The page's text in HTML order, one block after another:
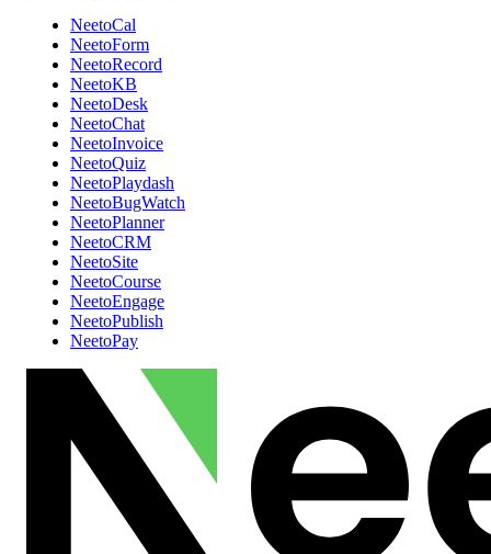
NeetoCal
NeetoForm
NeetoRecord
NeetoKB
NeetoDesk
NeetoChat
NeetoInvoice
NeetoQuiz
NeetoPlaydash
NeetoBugWatch
NeetoPlanner
NeetoCRM
NeetoSite
NeetoCourse
NeetoEngage
NeetoPublish
NeetoPay